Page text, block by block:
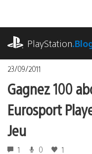
contenu
PlayStation
23/09/2011
Gagnez 100
Eurosport
Jeu
1 0 1